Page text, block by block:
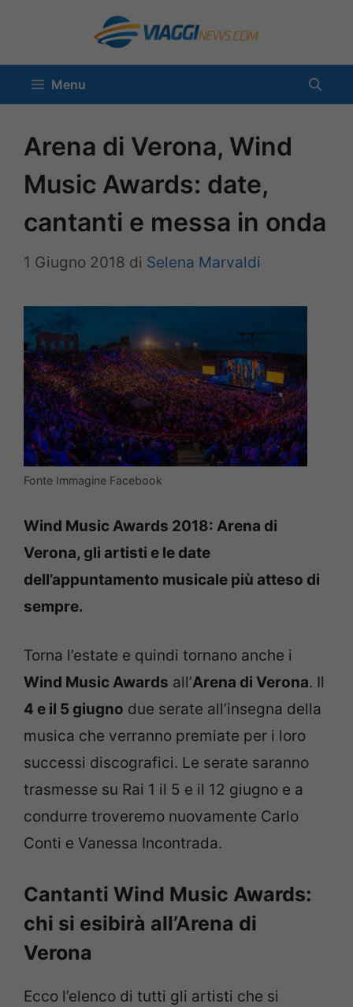
contenuto
Menu
Arena di Verona, Wind
Music Awards: date,
cantanti e messa in onda
1 Giugno 2018 di Selena Marvaldi
Fonte Immagine Facebook
Wind Music Awards 2018: Arena di
Verona, gli artisti e le date
dell’appuntamento musicale più atteso di
sempre.
Torna l’estate e quindi tornano anche i
Wind Music Awards all’Arena di Verona. Il
4 e il 5 giugno due serate all’insegna della
musica che verranno premiate per i loro
successi discografici. Le serate saranno
trasmesse su Rai 1 il 5 e il 12 giugno e a
condurre troveremo nuovamente Carlo
Conti e Vanessa Incontrada.
Cantanti Wind Music Awards:
chi si esibirà all’Arena di
Verona
Ecco l’elenco di tutti gli artisti che si